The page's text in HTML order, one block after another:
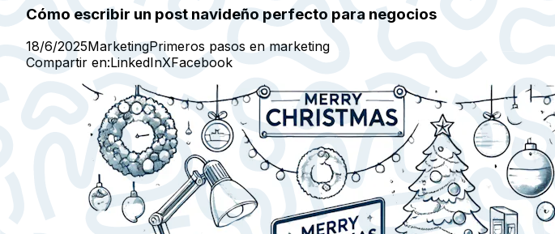
Cómo escribir un post navideño perfecto para negocios
18/6/2025MarketingPrimeros pasos en marketing
Compartir en:LinkedInXFacebook